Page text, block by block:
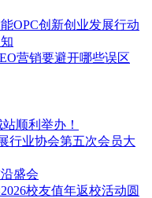
OPC创新创业发展行动
营销要避开哪些误区
顺利举办！
行业协会第五次会员大
盛会
校友值年返校活动圆